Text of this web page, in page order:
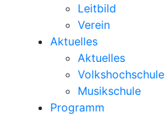
Leitbild
Verein
Aktuelles
Aktuelles
Volkshochschule
Musikschule
Programm